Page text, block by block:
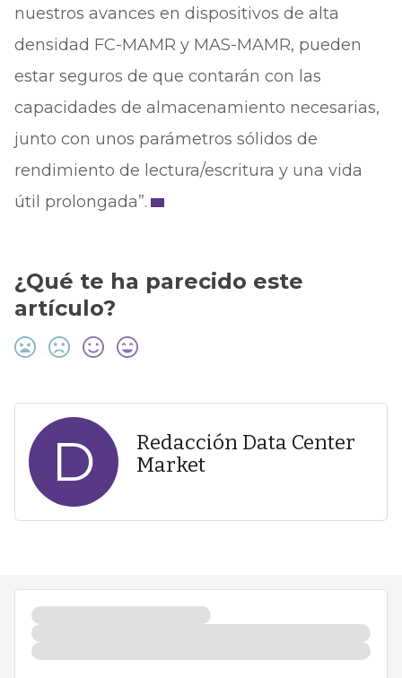
nuestros avances en dispositivos de alta
densidad FC-MAMR y MAS-MAMR, pueden
estar seguros de que contarán con las
capacidades de almacenamiento necesarias,
junto con unos parámetros sólidos de
rendimiento de lectura/escritura y una vida
útil prolongada”.
¿Qué te ha parecido este
artículo?
D
Redacción Data Center
Market